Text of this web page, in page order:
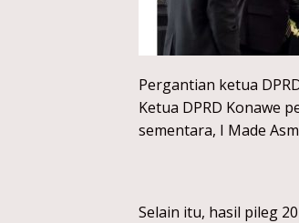
Pergantian ketua
Ketua DPRD Konawe
sementara, I Made
Selain itu, hasil pileg